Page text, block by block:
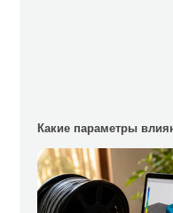
Какие параметры